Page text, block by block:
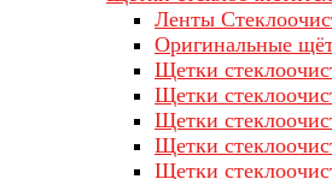
Ленты
Оригинальные
Щетки
Щетки
Щетки
Щетки
Щетки